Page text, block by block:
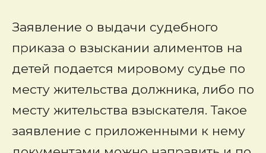
Заявление о выдачи судебного
приказа о взыскании алиментов на
детей подается мировому судье по
месту жительства должника, либо по
месту жительства взыскателя. Такое
заявление с приложенными к нему